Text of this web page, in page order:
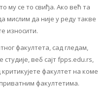
му се то свиђа. Ако већ та
мислим да није у реду такве
износити.
факултета, сад гледам,
веб сајт fpps.edu.rs,
факултет на коме
факултетима.